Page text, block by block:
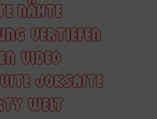
NÄHTE
VERTIEFEN
VIDEO
VITE JOKSAITE
WELT